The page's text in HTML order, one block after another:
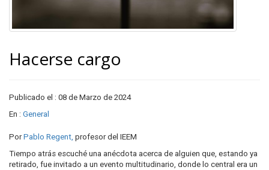
Hacerse cargo
Publicado el : 08 de Marzo de 2024
En : General
PorPablo Regent, profesor del IEEM
Tiempo atrás escuché una anécdota acerca de alguien que, estando ya
retirado, fue invitado a un evento multitudinario, donde lo central era un